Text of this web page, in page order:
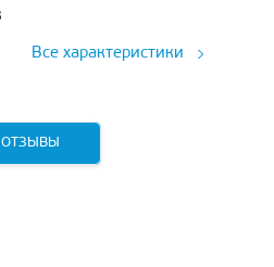
Все характеристики
ОТЗЫВЫ